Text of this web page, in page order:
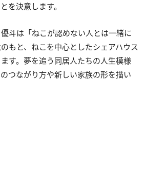
を決意します。
斗は「ねこが認めない人とは一緒に
もと、ねこを中心としたシェアハウス
す。夢を追う同居人たちの人生模様
つながり方や新しい家族の形を描い